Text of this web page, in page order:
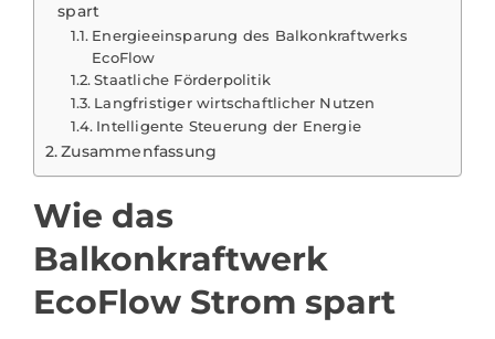
spart
Energieeinsparung des Balkonkraftwerks
EcoFlow
Staatliche Förderpolitik
Langfristiger wirtschaftlicher Nutzen
Intelligente Steuerung der Energie
Zusammenfassung
Wie das
Balkonkraftwerk
EcoFlow Strom spart